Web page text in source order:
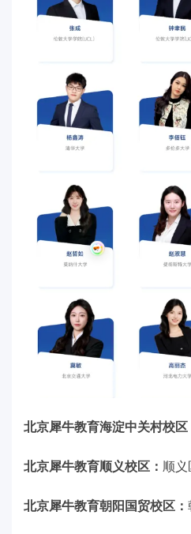
北京犀牛教育海淀中关村校区
北京犀牛教育顺义校区 ： 顺义
北京犀牛教育朝阳国贸校区 ：